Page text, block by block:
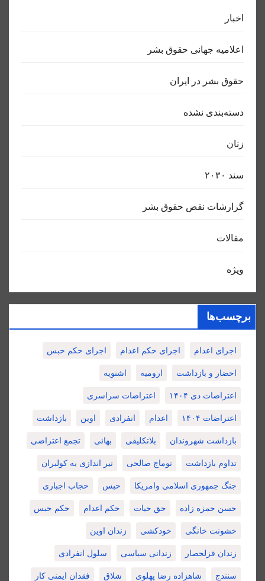
اخبار
اعلاميه جهانی حقوق بشر
حقوق بشر در ایران
دسته‌بندی نشده
زنان
سند ٢٠٣٠
گزارشات نقض حقوق بشر
مقالات
ویژه
برچسب‌ها
اجرای اعدام اجرای حکم اعدام اجرای حکم حبس
احضار و بازداشت ارومیه اشنویه
اعتراضات دی ۱۴۰۴ اعتراضات سراسری
اعتراضات ۱۴۰۴ اعدام انفرادی اوین بازداشت
بازداشت شهروندان بلاتکلیفی بهائی تجمع اعتراضی
تداوم بازداشت توماج صالحی تیر اندازی به کولبران
جنگ جمهوری اسلامی وامریکا حبس حجاب اجباری
حسن حمزه زاده حق حیات حکم اعدام حکم حبس
خشونت خانگی خودکشی زندان اوین
زندان قزلحصار زندانی سیاسی سلول انفرادی
سنندج شاهزاده رضا پهلوی شلاق فقدان ایمنی کار